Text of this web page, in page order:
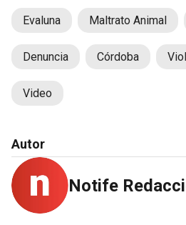
Evaluna Maltrato Animal
Denuncia Córdoba
Video
Autor
Notife